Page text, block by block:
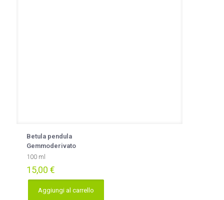
Betula pendula
Gemmoderivato
100 ml
15,00 €
Aggiungi al carrello